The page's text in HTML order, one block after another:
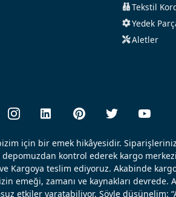
Tekstil
Yedek
Aletler
için bir emek hikâyesidir.
kontrol ederek kargo
Kargoya teslim ediyoruz. Akabinde
emeği, zamanı ve kaynakları devrede.
etkiler yaratabiliyor. Şöyle düşünelim: